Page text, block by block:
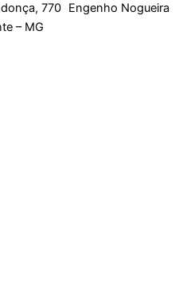
770 Engenho Nogueira
– MG